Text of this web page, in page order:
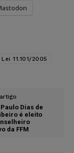
Lei 11.101/2005
Dias de
é eleito
da FFM